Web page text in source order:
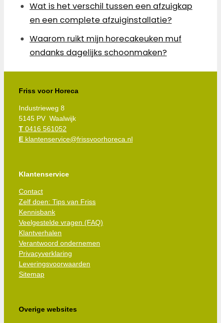
Wat is het verschil tussen een afzuigkap
en een complete afzuiginstallatie?
Waarom ruikt mijn horecakeuken muf
ondanks dagelijks schoonmaken?
Friss voor Horeca
Industrieweg 8
5145 PV Waalwijk
T 0416 561052
E klantenservice@frissvoorhoreca.nl
Klantenservice
Contact
Zelf doen: Tips van Friss
Kennisbank
Veelgestelde vragen (FAQ)
Klantverhalen
Verantwoord ondernemen
Privacyverklaring
Leveringsvoorwaarden
Sitemap
Overige websites